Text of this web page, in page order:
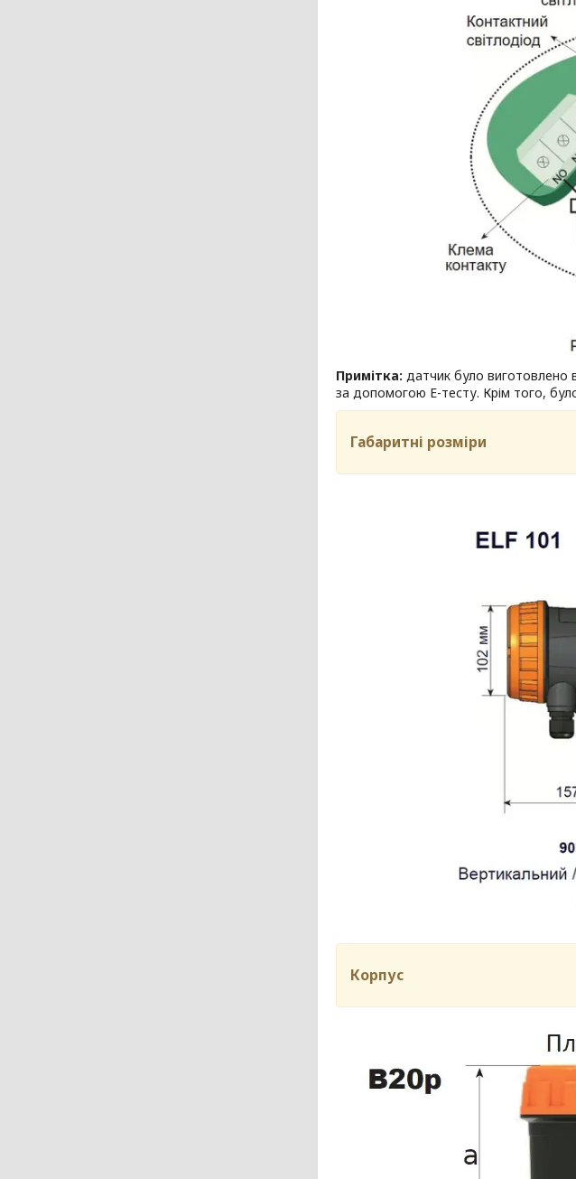
Примітка: датчик було виготовлено
за допомогою Е-тесту. Крім того,
Габаритні розміри
Корпус